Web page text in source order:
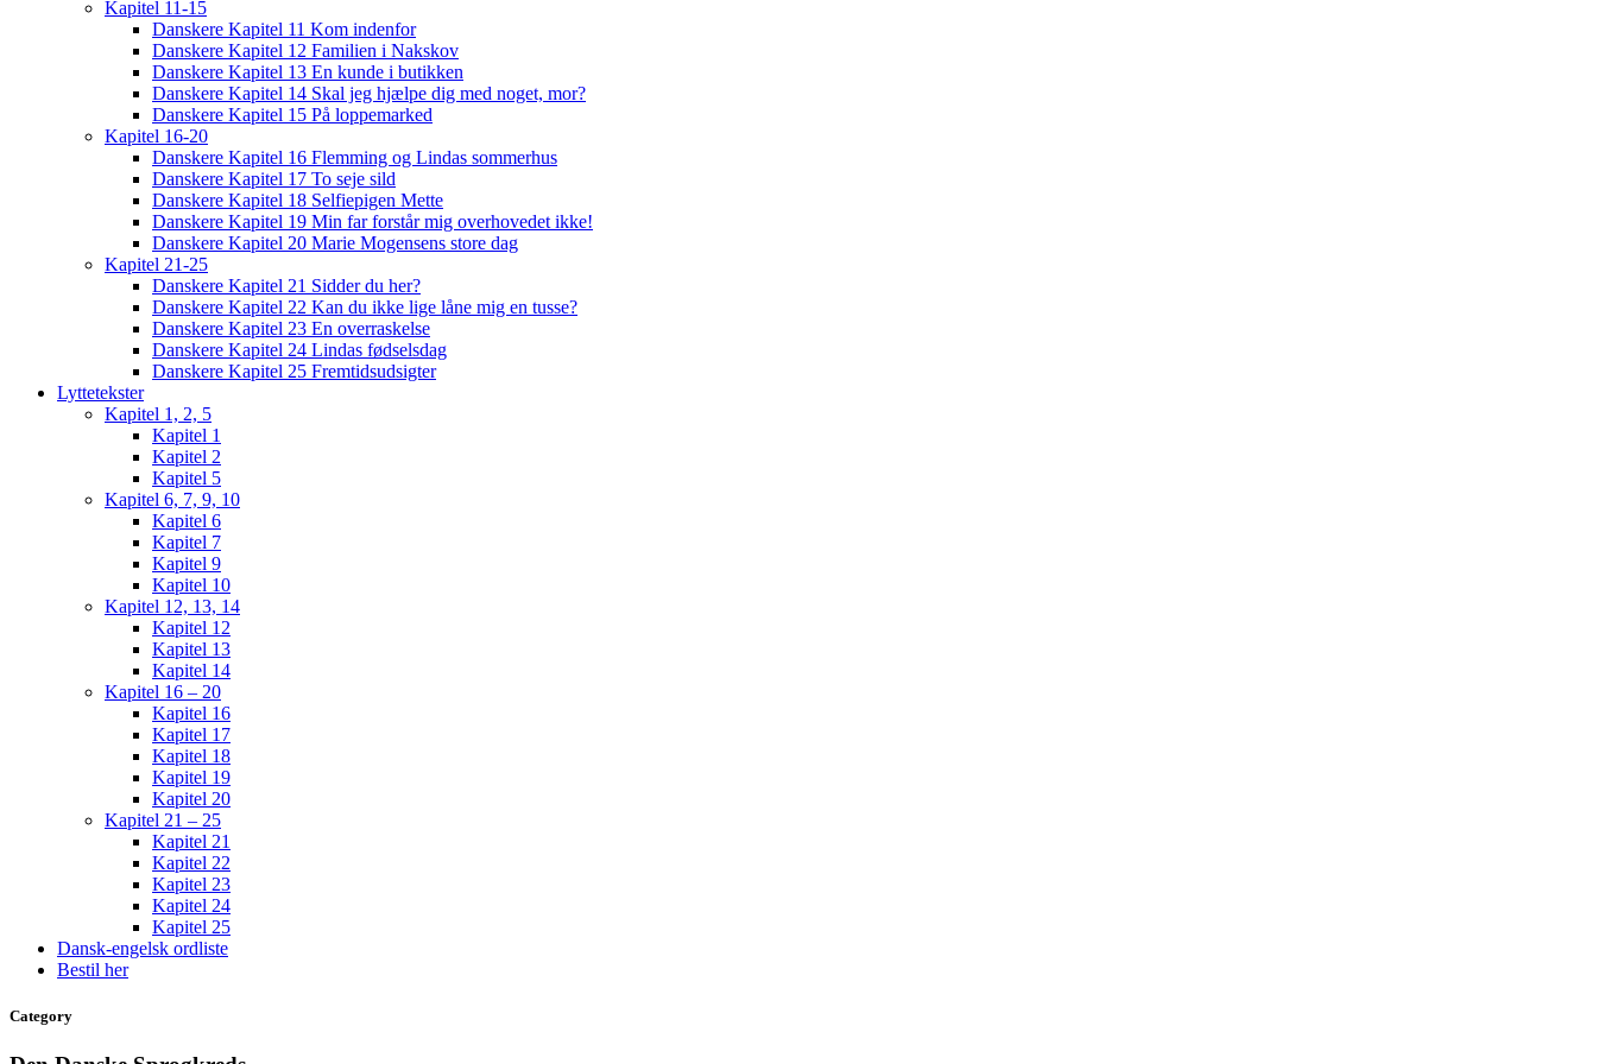
Kapitel 11-15
Danskere Kapitel 11 Kom indenfor
Danskere Kapitel 12 Familien i Nakskov
Danskere Kapitel 13 En kunde i butikken
Danskere Kapitel 14 Skal jeg hjælpe dig med noget, mor?
Danskere Kapitel 15 På loppemarked
Kapitel 16-20
Danskere Kapitel 16 Flemming og Lindas sommerhus
Danskere Kapitel 17 To seje sild
Danskere Kapitel 18 Selfiepigen Mette
Danskere Kapitel 19 Min far forstår mig overhovedet ikke!
Danskere Kapitel 20 Marie Mogensens store dag
Kapitel 21-25
Danskere Kapitel 21 Sidder du her?
Danskere Kapitel 22 Kan du ikke lige låne mig en tusse?
Danskere Kapitel 23 En overraskelse
Danskere Kapitel 24 Lindas fødselsdag
Danskere Kapitel 25 Fremtidsudsigter
Lyttetekster
Kapitel 1, 2, 5
Kapitel 1
Kapitel 2
Kapitel 5
Kapitel 6, 7, 9, 10
Kapitel 6
Kapitel 7
Kapitel 9
Kapitel 10
Kapitel 12, 13, 14
Kapitel 12
Kapitel 13
Kapitel 14
Kapitel 16 – 20
Kapitel 16
Kapitel 17
Kapitel 18
Kapitel 19
Kapitel 20
Kapitel 21 – 25
Kapitel 21
Kapitel 22
Kapitel 23
Kapitel 24
Kapitel 25
Dansk-engelsk ordliste
Bestil her
Category